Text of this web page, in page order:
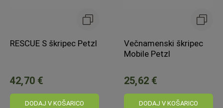
RESCUE S škripec Petzl
42,70 €
DODAJ V KOŠARICO
Večnamenski škripec
Mobile Petzl
25,62 €
DODAJ V KOŠARICO